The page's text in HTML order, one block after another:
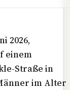
2026,
einem
Straße in
im Alter